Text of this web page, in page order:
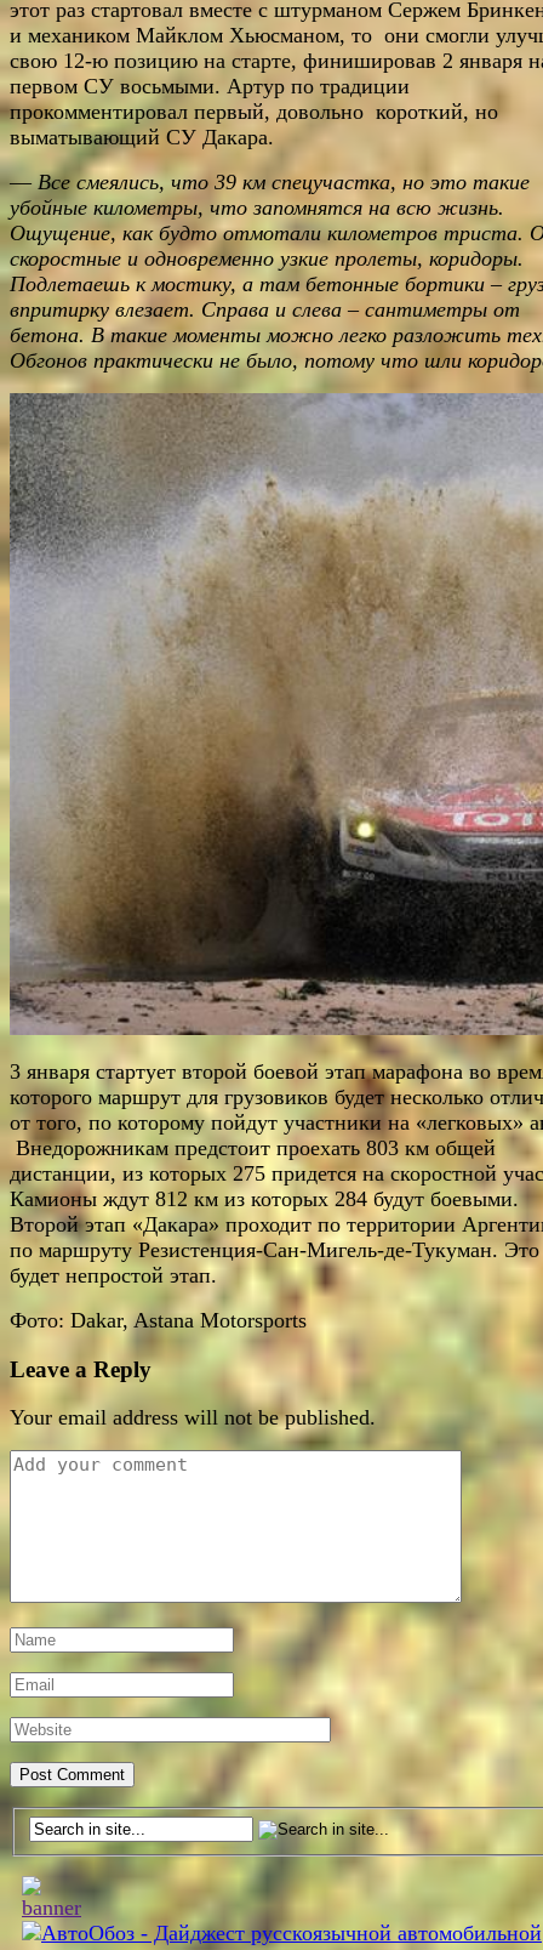
этот раз стартовал вместе с штурманом Сержем
и механиком Майклом Хьюсманом, то они смогли
свою 12-ю позицию на старте, финишировав 2 января
первом СУ восьмыми. Артур по традиции
прокомментировал первый, довольно короткий, но
выматывающий СУ Дакара.
—Все смеялись, что 39 км спецучастка, но это такие
убойные километры, что запомнятся на всю жизнь.
Ощущение, как будто отмотали километров триста.
скоростные и одновременно узкие пролеты, коридоры.
Подлетаешь к мостику, а там бетонные бортики –
впритирку влезает. Справа и слева – сантиметры от
бетона. В такие моменты можно легко разложить
Обгонов практически не было, потому что шли
3 января стартует второй боевой этап марафона во
которого маршрут для грузовиков будет несколько
от того, по которому пойдут участники на «легковых»
Внедорожникам предстоит проехать 803 км общей
дистанции, из которых 275 придется на скоростной
Камионы ждут 812 км из которых 284 будут боевыми.
Второй этап «Дакара» проходит по территории
по маршруту Резистенция-Сан-Мигель-де-Тукуман. Это
будет непростой этап.
Фото: Dakar, Astana Motorsports
Leave a Reply
Your email address will not be published.